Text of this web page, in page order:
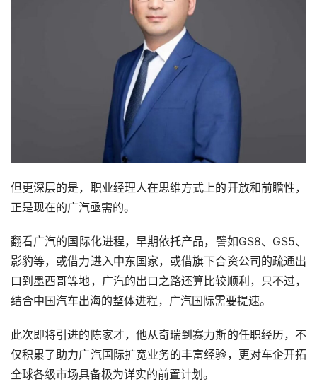
但更深层的是，职业经理人在思维方式上的开放和前瞻性，
正是现在的广汽亟需的。
翻看广汽的国际化进程，早期依托产品，譬如GS8、GS5、
影豹等，或借力进入中东国家，或借旗下合资公司的疏通出
口到墨西哥等地，广汽的出口之路还算比较顺利，只不过，
结合中国汽车出海的整体进程，广汽国际需要提速。
此次即将引进的陈家才，他从奇瑞到赛力斯的任职经历，不
仅积累了助力广汽国际扩宽业务的丰富经验，更对车企开拓
全球各级市场具备极为详实的前置计划。